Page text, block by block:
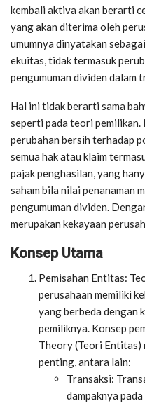
kembali aktiva akan berarti
yang akan diterima oleh
umumnya dinyatakan
ekuitas, tidak termasuk
pengumuman dividen dalam
Hal ini tidak berarti sama
seperti pada teori pemilikan.
perubahan bersih terhadap
semua hak atau klaim
pajak penghasilan, yang
saham bila nilai penanaman
pengumuman dividen.
merupakan kekayaan
Konsep Utama
Pemisahan Entitas:
perusahaan memiliki
yang berbeda dengan
pemiliknya. Konsep
Theory (Teori Entitas)
penting, antara lain:
Transaksi:
dampaknya